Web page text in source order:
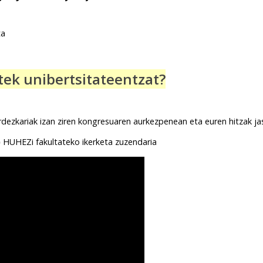
unibertsitateentzat?
izan ziren kongresuaren aurkezpenean eta euren hitzak
fakultateko ikerketa zuzendaria